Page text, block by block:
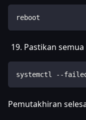
reboot
Pastikan
systemctl --
Pemutakhiran